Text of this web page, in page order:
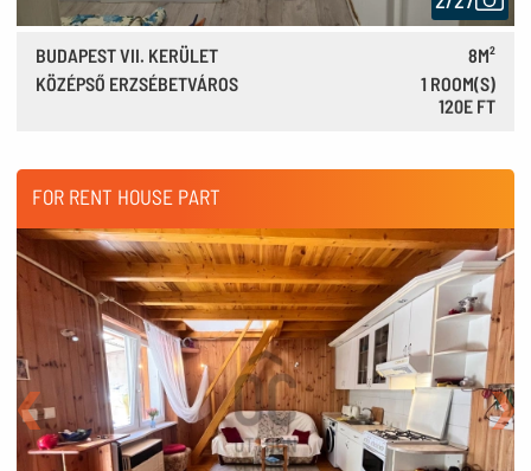
BUDAPEST VII. KERÜLET
8M²
KÖZÉPSŐ ERZSÉBETVÁROS
1 ROOM(S)
120E FT
FOR RENT HOUSE PART
Back